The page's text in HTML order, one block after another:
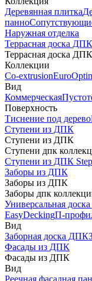
Деревянная плитка
панно
Наружная отделка
Террасная доска ДПК
Террасная доска ДПК
Коллекции
Co-extrusionEuro
Вид
Коммерческая
Поверхность
Тиснение под дерево
Ступени из ДПК
Ступени из ДПК
Ступени дпк
Ступени из ДПК
Заборы из ДПК
Заборы из ДПК
Заборы дпк
Универсальная
EasyDeckingП-
Вид
Заборная доска ДПК
Фасады из ДПК
Фасады из ДПК
Вид
Реечная фасадная